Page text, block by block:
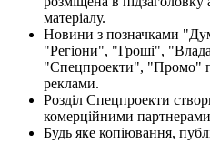
матеріалу.
Новини з позначками
"Регіони", "Гроші",
"Спецпроекти", "Промо"
реклами.
Розділ Спецпроекти
комерційними
Будь яке копіювання,